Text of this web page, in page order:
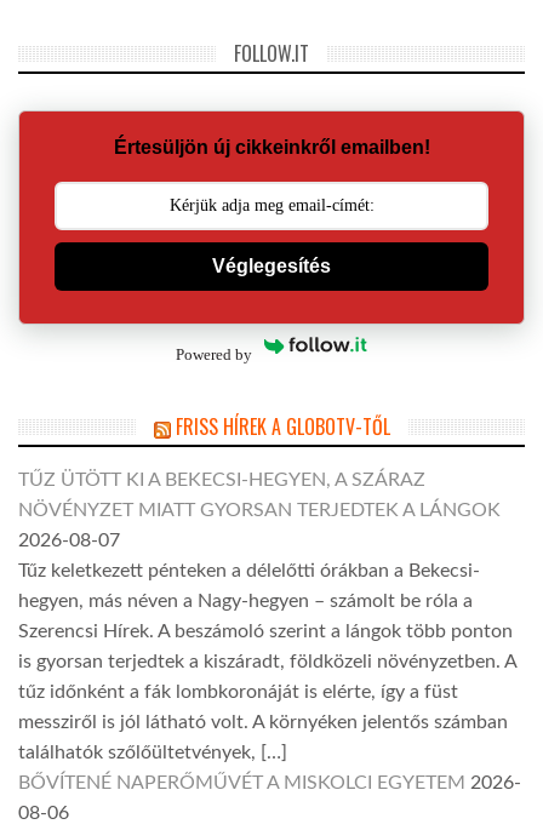
FOLLOW.IT
Értesüljön új cikkeinkről emailben!
Véglegesítés
Powered by
FRISS HÍREK A GLOBOTV-TŐL
TŰZ ÜTÖTT KI A BEKECSI-HEGYEN, A SZÁRAZ
NÖVÉNYZET MIATT GYORSAN TERJEDTEK A LÁNGOK
2026-08-07
Tűz keletkezett pénteken a délelőtti órákban a Bekecsi-
hegyen, más néven a Nagy-hegyen – számolt be róla a
Szerencsi Hírek. A beszámoló szerint a lángok több ponton
is gyorsan terjedtek a kiszáradt, földközeli növényzetben. A
tűz időnként a fák lombkoronáját is elérte, így a füst
messziről is jól látható volt. A környéken jelentős számban
találhatók szőlőültetvények, […]
BŐVÍTENÉ NAPERŐMŰVÉT A MISKOLCI EGYETEM 2026-
08-06